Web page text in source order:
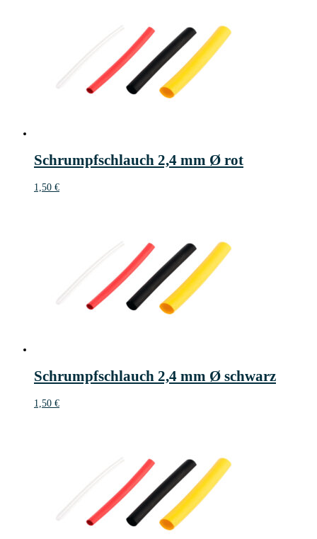
Schrumpfschlauch 2,4 mm Ø rot
1,50 €
Schrumpfschlauch 2,4 mm Ø schwarz
1,50 €